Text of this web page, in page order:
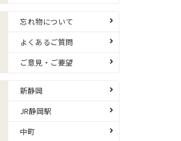
忘れ物について
よくあるご質問
ご意見・ご要望
新静岡
JR静岡駅
中町